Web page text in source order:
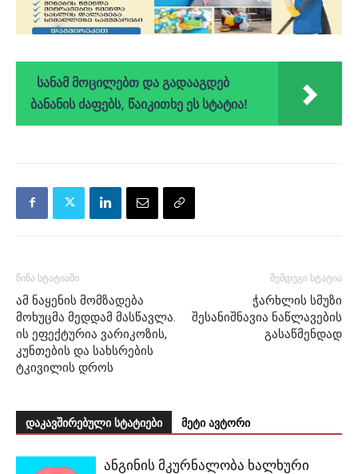
სანამ მოცილებთ და გადააგდებ
ბანანის ძაფებს, წაიკითხე ეს სტატია!
წინა სტატიაში
ამ ნაყენის მომზადება
მოხუცმა მედდამ მასწავლა.
ის ეფექტურია ვარიკოზის,
კუნთების და სახსრების
ტკივილის დროს
შემდეგი სტატია
ჭარხლის სმუზი
შესანიშნავია ნაწლავების
გასაწმენდად
დაკავშირებული სტატიები მეტი ავტორი
ანგინის მკურნალობა ხალხური